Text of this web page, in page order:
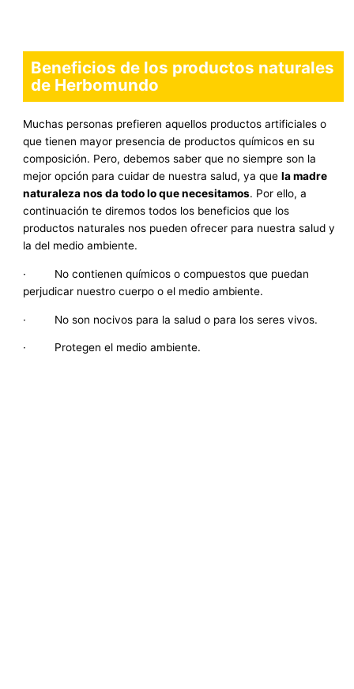
Beneficios de los productos naturales
de Herbomundo
Muchas personas prefieren aquellos productos artificiales o
que tienen mayor presencia de productos químicos en su
composición. Pero, debemos saber que no siempre son la
mejor opción para cuidar de nuestra salud, ya quela madre
naturaleza nos da todo lo que necesitamos. Por ello, a
continuación te diremos todos los beneficios que los
productos naturales nos pueden ofrecer para nuestra salud y
la del medio ambiente.
· No contienen químicos o compuestos que puedan
perjudicar nuestro cuerpo o el medio ambiente.
· No son nocivos para la salud o para los seres vivos.
· Protegen el medio ambiente.